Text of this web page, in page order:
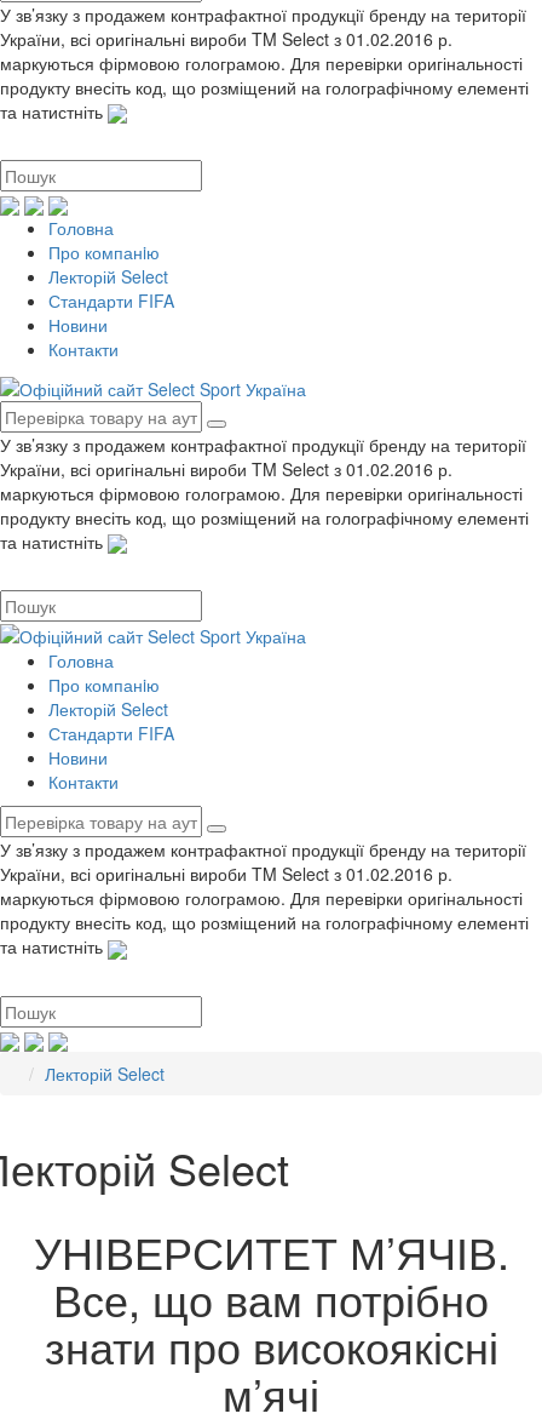
У зв’язку з продажем контрафактної продукції бренду на території
України, всі оригінальні вироби TM Select з 01.02.2016 р.
маркуються фірмовою голограмою. Для перевірки оригінальності
продукту внесіть код, що розміщений на голографічному елементі
та натистніть
Головна
Про компанiю
Лекторій Select
Стандарти FIFA
Новини
Контакти
У зв’язку з продажем контрафактної продукції бренду на території
України, всі оригінальні вироби TM Select з 01.02.2016 р.
маркуються фірмовою голограмою. Для перевірки оригінальності
продукту внесіть код, що розміщений на голографічному елементі
та натистніть
Головна
Про компанiю
Лекторій Select
Стандарти FIFA
Новини
Контакти
У зв’язку з продажем контрафактної продукції бренду на території
України, всі оригінальні вироби TM Select з 01.02.2016 р.
маркуються фірмовою голограмою. Для перевірки оригінальності
продукту внесіть код, що розміщений на голографічному елементі
та натистніть
Лекторій Select
Select
УНІВЕРСИТЕТ М’ЯЧІВ.
Все, що вам потрібно
знати про високоякісні
м’ячі